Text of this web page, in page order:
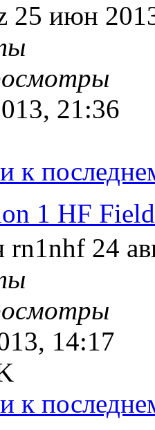
25 июн
21:36
1 HF
rn1nhf 24
14:17